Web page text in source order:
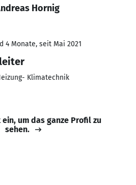
Hornig
4 Monate, seit Mai 2021
Klimatechnik
ein, um das ganze Profil zu
sehen.